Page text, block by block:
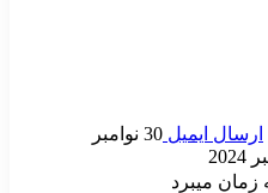
ارسال ایمیل
30 نوامبر